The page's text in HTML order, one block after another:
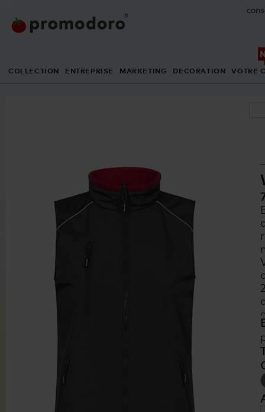
COLLECTION ENTREPRISE MARKETING DECORATION VOTRE